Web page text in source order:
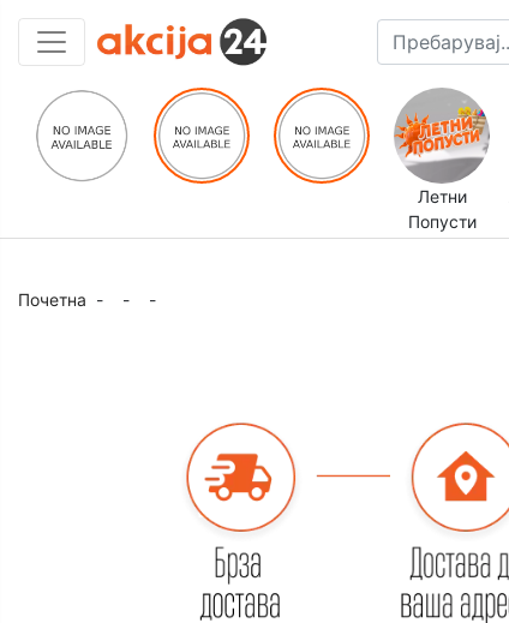
Летни
Попусти
Почетна - - -